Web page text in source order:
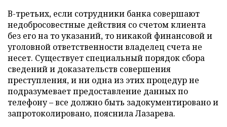
В-третьих, если сотрудники банка совершают
недобросовестные действия со счетом клиента
без его на то указаний, то никакой финансовой и
уголовной ответственности владелец счета не
несет. Существует специальный порядок сбора
сведений и доказательств совершения
преступления, и ни одна из этих процедур не
подразумевает предоставление данных по
телефону – все должно быть задокументировано и
запротоколировано, пояснила Лазарева.